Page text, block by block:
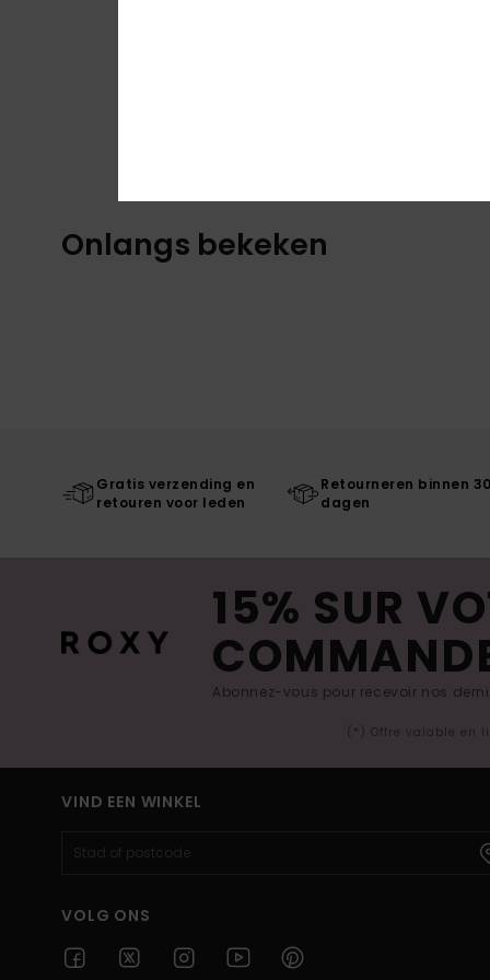
Onlangs bekeken
Gratis verzending en
retouren voor leden
Retourneren binnen
dagen
15% SUR
Abonnez-vous pour recevoir nos
(*) Offre valable en
VIND EEN WINKEL
VOLG ONS